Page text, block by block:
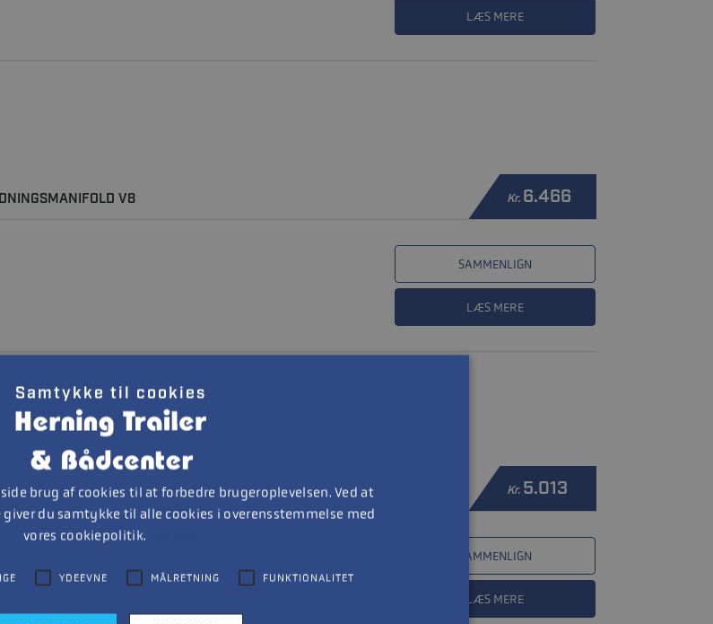
LÆS MERE
V8 Kr. 6.466
SAMMENLIGN
LÆS MERE
V8 Kr. 5.013
SAMMENLIGN
LÆS MERE
Samtykke til cookies
brug af cookies til at forbedre brugeroplevelsen. Ved at
du samtykke til alle cookies i overensstemmelse med
vores cookiepolitik.
YDEEVNE MÅLRETNING FUNKTIONALITET